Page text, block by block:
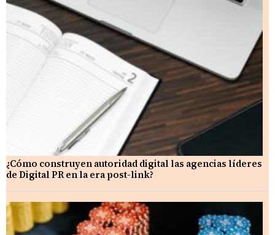
¿Cómo construyen autoridad digital las agencias líderes
de Digital PR en la era post-link?